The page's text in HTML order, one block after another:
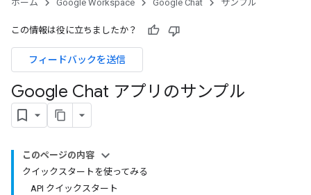
ホーム Google Workspace Google Chat サンプル
この情報は役に立ちましたか？
フィードバックを送信
Google Chat アプリのサンプル
このページの内容
クイックスタートを使ってみる
API クイックスタート